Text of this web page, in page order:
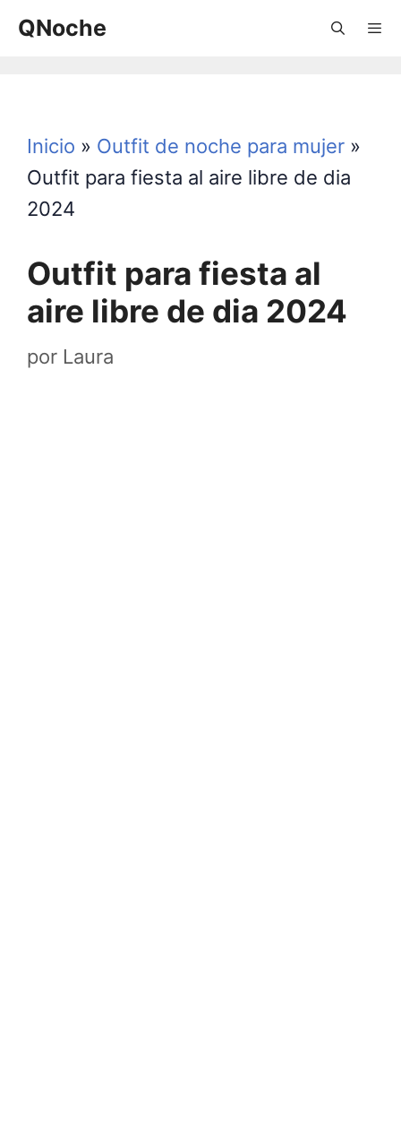
Saltar
QNoche
Inicio » Outfit de noche para mujer »
Outfit para fiesta al aire libre de dia
2024
Outfit para fiesta al
aire libre de dia 2024
por Laura